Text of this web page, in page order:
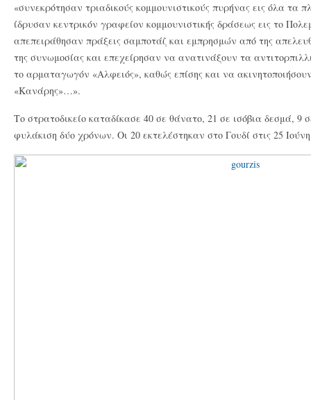
«συνεκρότησαν τριαδικούς κομμουνιστικούς πυρήνας εις όλα τα
ίδρυσαν κεντρικόν γραφείον κομμουνιστικής δράσεως εις το
απεπειράθησαν πράξεις σαμποτάζ και εμπρησμών από της
της συνωμοσίας και επεχείρησαν να ανατινάξουν τα
το αρματαγωγόν «Αλφειός», καθώς επίσης και να
«Κανάρης»…».
Το στρατοδικείο καταδίκασε 40 σε θάνατο, 21 σε ισόβια δεσμά, 9
φυλάκιση δύο χρόνων. Οι 20 εκτελέστηκαν στο Γουδί στις 25